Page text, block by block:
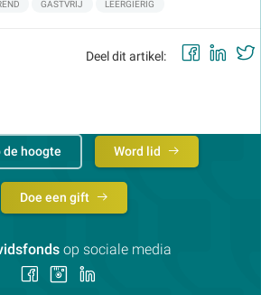
GASTVRIJ LEERGIERIG
Deel dit artikel:
de hoogte Word lid
Doe een gift
op sociale media
Volg Volg